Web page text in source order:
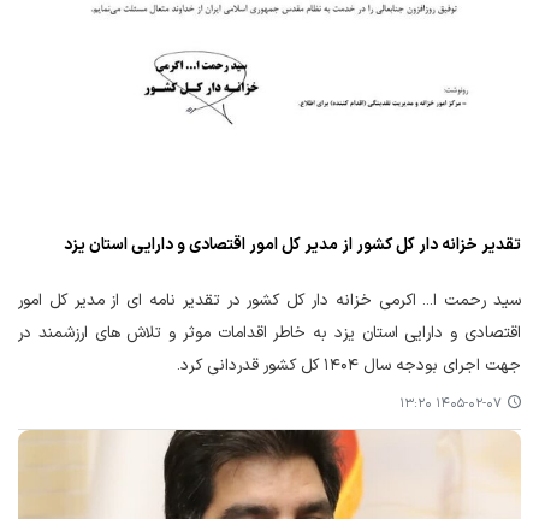
تقدیر خزانه دار کل کشور از مدیر کل امور اقتصادی و دارایی استان یزد
سید رحمت ا... اکرمی خزانه دار کل کشور در تقدیر نامه ای از مدیر کل امور
اقتصادی و دارایی استان یزد به خاطر اقدامات موثر و تلاش های ارزشمند در
جهت اجرای بودجه سال ۱۴۰۴ کل کشور قدردانی کرد.
۱۴۰۵-۰۲-۰۷ ۱۳:۲۰